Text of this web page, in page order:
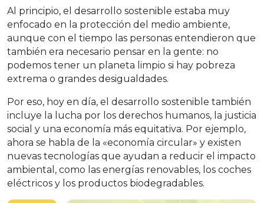
Al principio, el desarrollo sostenible estaba muy
enfocado en la protección del medio ambiente,
aunque con el tiempo las personas entendieron que
también era necesario pensar en la gente: no
podemos tener un planeta limpio si hay pobreza
extrema o grandes desigualdades.
Por eso, hoy en día, el desarrollo sostenible también
incluye la lucha por los derechos humanos, la justicia
social y una economía más equitativa. Por ejemplo,
ahora se habla de la «economía circular» y existen
nuevas tecnologías que ayudan a reducir el impacto
ambiental, como las energías renovables, los coches
eléctricos y los productos biodegradables.